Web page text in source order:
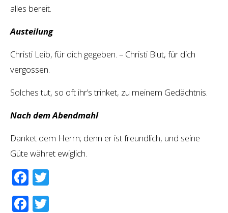
alles bereit.
Austeilung
Christi Leib, für dich gegeben. – Christi Blut, für dich
vergossen.
Solches tut, so oft ihr’s trinket, zu meinem Gedächtnis.
Nach dem Abendmahl
Danket dem Herrn; denn er ist freundlich, und seine
Güte währet ewiglich.
Facebook
Facebook